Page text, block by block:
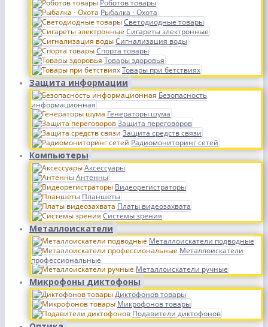
Роботов товары
Рыбалка - Охота
Светодиодные товары
Сигареты электронные
Сигнализация воды
Спорта товары
Товары здоровья
Товары при бетствиях
Защита информации
Безопасность
информационная
Генераторы шума
Защита переговоров
Защита средств связи
Радиомониторинг сетей
Компьютеры
Аксессуары
Антенны
Видеорегистраторы
Планшеты
Платы видеозахвата
Системы зрения
Металлоискатели
Металлоискатели подводные
Металлоискатели
профессиональные
Металлоискатели ручные
Микрофоны диктофоны
Диктофонов товары
Микрофонов товары
Подавители диктофонов